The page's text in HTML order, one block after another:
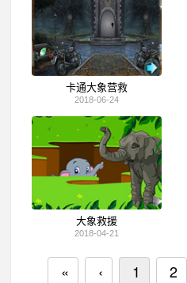
卡通大象营救
2018-06-24
大象救援
2018-04-21
« 1 2